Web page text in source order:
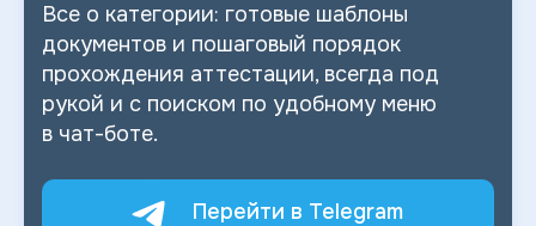
Все о категории: готовые шаблоны
документов и пошаговый порядок
прохождения аттестации, всегда под
рукой и с поиском по удобному меню
в чат-боте.
Перейти в Telegram